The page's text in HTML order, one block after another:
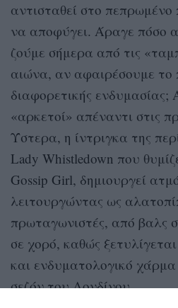
αντισταθεί στο
να αποφύγει. Άραγε πόσο
ζούμε σήμερα από τις
αιώνα, αν αφαιρέσουμε το
διαφορετικής ενδυμασίας;
«αρκετοί» απέναντι στις
Ύστερα, η ίντριγκα της
Lady Whistledown που
Gossip Girl, δημιουργεί
λειτουργώντας ως
πρωταγωνιστές, από βαλς
σε χορό, καθώς
και ενδυματολογικό
σεζόν του Λονδίνου.